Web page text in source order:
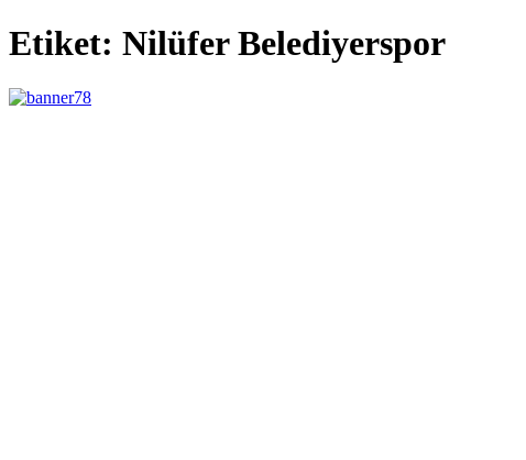
Etiket: Nilüfer Belediyerspor